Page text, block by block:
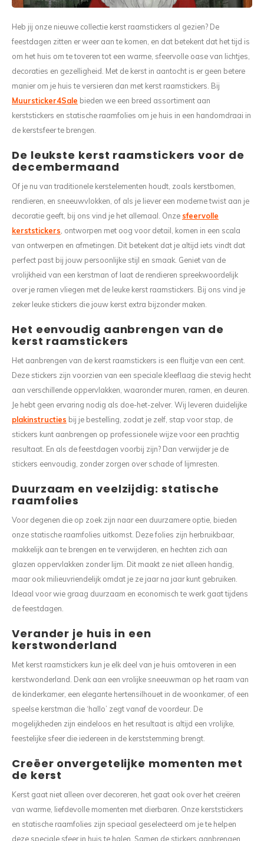
Sport
Wasruimte muurstickers
Badkamer
Tuin
Sport
Raamfolie bloemen
Badkamer folie
Zonwerende folie
Raamfolie dieren
Welkom thuis
Pensioen
Trapstickers
Verjaardag
Heb jij onze nieuwe collectie kerst raamstickers al gezien? De
feestdagen zitten er weer aan te komen, en dat betekent dat het tijd is
om het huis om te toveren tot een warme, sfeervolle oase van lichtjes,
decoraties en gezelligheid. Met de kerst in aantocht is er geen betere
manier om je huis te versieren dan met kerst raamstickers. Bij
Muursticker4Sale bieden we een breed assortiment aan
kerststickers en statische raamfolies om je huis in een handomdraai in
de kerstsfeer te brengen.
De leukste kerst raamstickers voor de
decembermaand
Of je nu van traditionele kerstelementen houdt, zoals kerstbomen,
rendieren, en sneeuwvlokken, of als je liever een moderne twist aan je
decoratie geeft, bij ons vind je het allemaal. Onze sfeervolle
kerststickers , ontworpen met oog voor detail, komen in een scala
van ontwerpen en afmetingen. Dit betekent dat je altijd iets vindt dat
perfect past bij jouw persoonlijke stijl en smaak. Geniet van de
vrolijkheid van een kerstman of laat de rendieren spreekwoordelijk
over je ramen vliegen met de leuke kerst raamstickers. Bij ons vind je
zeker leuke stickers die jouw kerst extra bijzonder maken.
Het eenvoudig aanbrengen van de
kerst raamstickers
Het aanbrengen van de kerst raamstickers is een fluitje van een cent.
Deze stickers zijn voorzien van een speciale kleeflaag die stevig hecht
aan verschillende oppervlakken, waaronder muren, ramen, en deuren.
Je hebt geen ervaring nodig als doe-het-zelver. Wij leveren duidelijke
plakinstructies bij je bestelling, zodat je zelf, stap voor stap, de
stickers kunt aanbrengen op professionele wijze voor een prachtig
resultaat. En als de feestdagen voorbij zijn? Dan verwijder je de
stickers eenvoudig, zonder zorgen over schade of lijmresten.
Duurzaam en veelzijdig: statische
raamfolies
Voor degenen die op zoek zijn naar een duurzamere optie, bieden
onze statische raamfolies uitkomst. Deze folies zijn herbruikbaar,
makkelijk aan te brengen en te verwijderen, en hechten zich aan
glazen oppervlakken zonder lijm. Dit maakt ze niet alleen handig,
maar ook milieuvriendelijk omdat je ze jaar na jaar kunt gebruiken.
Ideaal voor wie graag duurzaam en economisch te werk gaat tijdens
de feestdagen.
Verander je huis in een
kerstwonderland
Met kerst raamstickers kun je elk deel van je huis omtoveren in een
kerstwonderland. Denk aan een vrolijke sneeuwman op het raam van
de kinderkamer, een elegante hertensilhouet in de woonkamer, of een
speelse kerstman die ‘hallo’ zegt vanaf de voordeur. De
mogelijkheden zijn eindeloos en het resultaat is altijd een vrolijke,
feestelijke sfeer die iedereen in de kerststemming brengt.
Creëer onvergetelijke momenten met
de kerst
Kerst gaat niet alleen over decoreren, het gaat ook over het creëren
van warme, liefdevolle momenten met dierbaren. Onze kerststickers
en statische raamfolies zijn speciaal geselecteerd om je te helpen
deze speciale sfeer in huis te halen. Samen de stickers aanbrengen